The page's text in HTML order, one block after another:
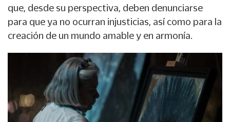
que, desde su perspectiva, deben denunciarse
para que ya no ocurran injusticias, así como para la
creación de un mundo amable y en armonía.